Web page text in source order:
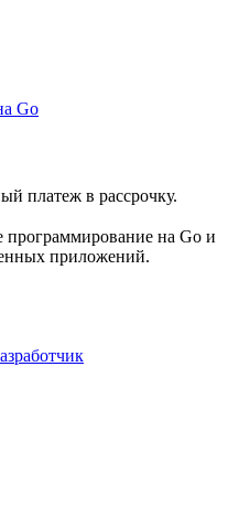
Go
платеж в рассрочку.
программирование на Go и
приложений.